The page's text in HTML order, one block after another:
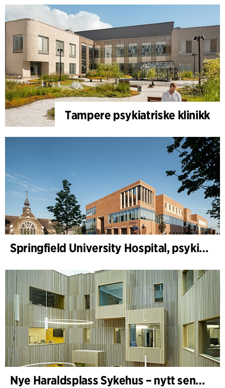
Tampere psykiatriske klinikk
Springfield University Hospital, psykiatri
Nye Haraldsplass Sykehus – nytt sengebygg